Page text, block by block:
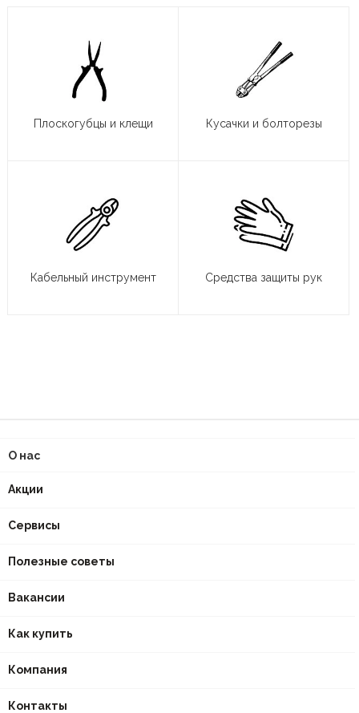
Плоскогубцы и клещи Кусачки и болторезы
Кабельный инструмент Средства защиты рук
О нас
Акции
Сервисы
Полезные советы
Вакансии
Как купить
Компания
Контакты